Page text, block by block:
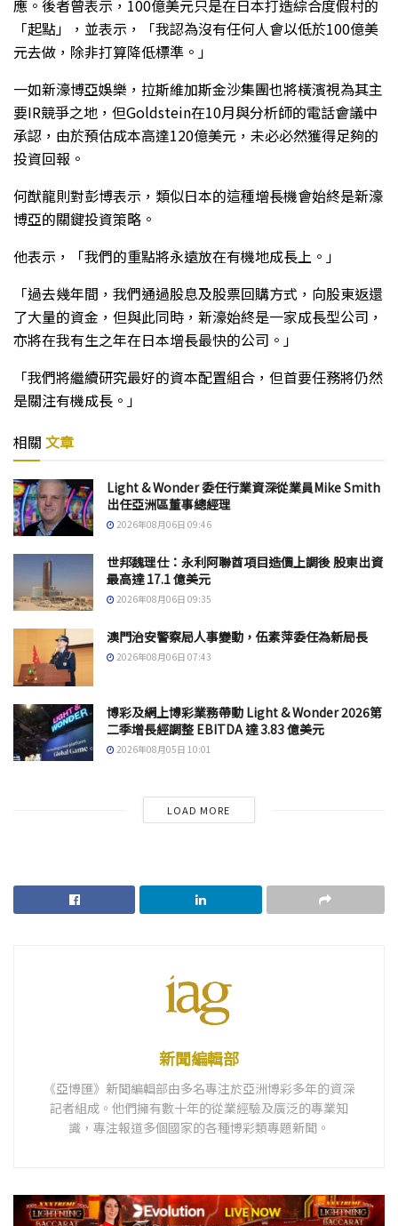
應。後者曾表示，100億美元只是在日本打造綜合度假村的
「起點」，並表示，「我認為沒有任何人會以低於100億美
元去做，除非打算降低標準。」
一如新濠博亞娛樂，拉斯維加斯金沙集團也將橫濱視為其主
要IR競爭之地，但Goldstein在10月與分析師的電話會議中
承認，由於預估成本高達120億美元，未必必然獲得足夠的
投資回報。
何猷龍則對彭博表示，類似日本的這種增長機會始終是新濠
博亞的關鍵投資策略。
他表示，「我們的重點將永遠放在有機地成長上。」
「過去幾年間，我們通過股息及股票回購方式，向股東返還
了大量的資金，但與此同時，新濠始終是一家成長型公司，
亦將在我有生之年在日本增長最快的公司。」
「我們將繼續研究最好的資本配置組合，但首要任務將仍然
是關注有機成長。」
相關 文章
Light & Wonder 委任行業資深從業員Mike Smith
出任亞洲區董事總經理
2026年08月06日 09:46
世邦魏理仕：永利阿聯酋項目造價上調後 股東出資
最高達 17.1 億美元
2026年08月06日 09:35
澳門治安警察局人事變動，伍素萍委任為新局長
2026年08月06日 07:43
博彩及網上博彩業務帶動 Light & Wonder 2026第
二季增長經調整 EBITDA 達 3.83 億美元
2026年08月05日 10:01
LOAD MORE
新聞編輯部
《亞博匯》新聞編輯部由多名專注於亞洲博彩多年的資深
記者組成。他們擁有數十年的從業經驗及廣泛的專業知
識，專注報道多個國家的各種博彩類專題新聞。